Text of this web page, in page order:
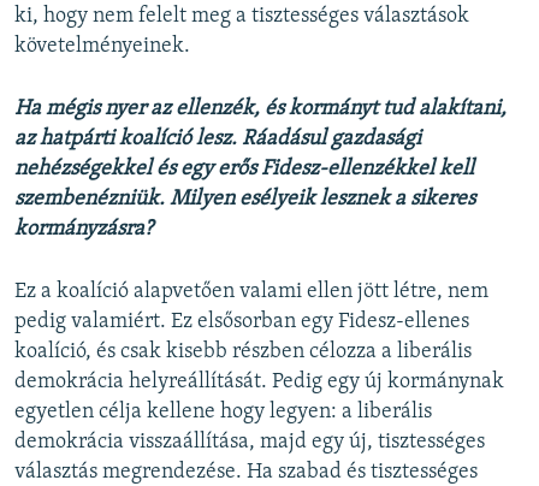
ki, hogy nem felelt meg a tisztességes választások
követelményeinek.
Ha mégis nyer az ellenzék, és kormányt tud alakítani,
az hatpárti koalíció lesz. Ráadásul gazdasági
nehézségekkel és egy erős Fidesz-ellenzékkel kell
szembenézniük. Milyen esélyeik lesznek a sikeres
kormányzásra?
Ez a koalíció alapvetően valami ellen jött létre, nem
pedig valamiért. Ez elsősorban egy Fidesz-ellenes
koalíció, és csak kisebb részben célozza a liberális
demokrácia helyreállítását. Pedig egy új kormánynak
egyetlen célja kellene hogy legyen: a liberális
demokrácia visszaállítása, majd egy új, tisztességes
választás megrendezése. Ha szabad és tisztességes